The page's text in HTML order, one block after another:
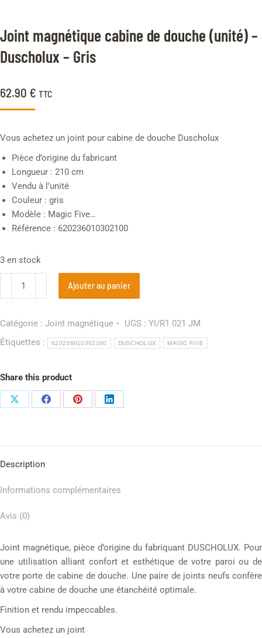
Joint magnétique cabine de douche (unité) –
Duscholux – Gris
62.90 € TTC
Vous achetez un joint pour cabine de douche Duscholux
Pièce d’origine du fabricant
Longueur : 210 cm
Vendu à l’unité
Couleur : gris
Modèle : Magic Five…
Référence : 620236010302100
3 en stock
Ajouter au panier
Catégorie : Joint magnétique UGS : YI/R1 021 JM
Étiquettes :
620236010302100 DUSCHOLUX MAGIC FIVE
Share this product
Description
Informations complémentaires
Avis (0)
Joint magnétique, pièce d’origine du fabriquant DUSCHOLUX. Pour
une utilisation alliant confort et esthétique de votre paroi ou de
votre porte de cabine de douche. Une paire de joints neufs confère
à votre cabine de douche une étanchéité optimale.
Finition et rendu impeccables.
Vous achetez un joint